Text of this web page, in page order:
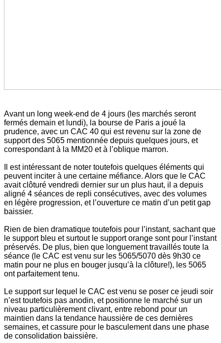
Avant un long week-end de 4 jours (les marchés seront
fermés demain et lundi), la bourse de Paris a joué la
prudence, avec un CAC 40 qui est revenu sur la zone de
support des 5065 mentionnée depuis quelques jours, et
correspondant à la MM20 et à l’oblique marron.
Il est intéressant de noter toutefois quelques éléments qui
peuvent inciter à une certaine méfiance. Alors que le CAC
avait clôturé vendredi dernier sur un plus haut, il a depuis
aligné 4 séances de repli consécutives, avec des volumes
en légère progression, et l’ouverture ce matin d’un petit gap
baissier.
Rien de bien dramatique toutefois pour l’instant, sachant que
le support bleu et surtout le support orange sont pour l’instant
préservés. De plus, bien que longuement travaillés toute la
séance (le CAC est venu sur les 5065/5070 dès 9h30 ce
matin pour ne plus en bouger jusqu’à la clôture!), les 5065
ont parfaitement tenu.
Le support sur lequel le CAC est venu se poser ce jeudi soir
n’est toutefois pas anodin, et positionne le marché sur un
niveau particulièrement clivant, entre rebond pour un
maintien dans la tendance haussière de ces dernières
semaines, et cassure pour le basculement dans une phase
de consolidation baissière.